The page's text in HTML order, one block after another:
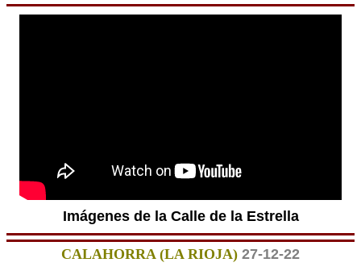
Imágenes de la Calle de la Estrella
CALAHORRA (LA RIOJA) 27-12-22